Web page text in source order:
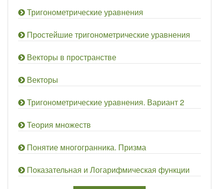
Тригонометрические уравнения
Простейшие тригонометрические уравнения
Векторы в пространстве
Векторы
Тригонометрические уравнения. Вариант 2
Теория множеств
Понятие многогранника. Призма
Показательная и Логарифмическая функции